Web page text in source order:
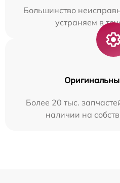
Большинство
устраняем в
Более 20 тыс.
наличии на